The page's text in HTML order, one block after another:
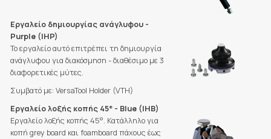
Εργαλείο δημιουργίας ανάγλυφου -
Purple (IHP)
Το εργαλείο αυτό επιτρέπει τη δημιουργία
ανάγλυφου για διακόσμηση - διαθέσιμο με 3
διαφορετικές μύτες.
Συμβατό με: VersaTool Holder (VTH)
Εργαλείο λοξής κοπής 45° - Blue (IHB)
Εργαλείο λοξής κοπής 45°. Κατάλληλο για
κοπή grey board και foamboard πάχους έως